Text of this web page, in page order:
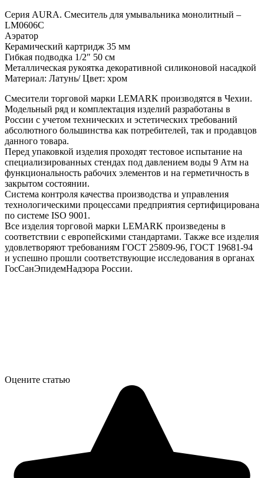
Серия AURA. Смеситель для умывальника монолитный –
LM0606C
Аэратор
Керамический картридж 35 мм
Гибкая подводка 1/2″ 50 см
Металлическая рукоятка декоративной силиконовой насадкой
Материал: Латунь/ Цвет: хром
Смесители торговой марки LEMARK производятся в Чехии.
Модельный ряд и комплектация изделий разработаны в
России с учетом технических и эстетических требований
абсолютного большинства как потребителей, так и продавцов
данного товара.
Перед упаковкой изделия проходят тестовое испытание на
специализированных стендах под давлением воды 9 Атм на
функциональность рабочих элементов и на герметичность в
закрытом состоянии.
Система контроля качества производства и управления
технологическими процессами предприятия сертифицирована
по системе ISO 9001.
Все изделия торговой марки LEMARK произведены в
соответствии с европейскими стандартами. Также все изделия
удовлетворяют требованиям ГОСТ 25809-96, ГОСТ 19681-94
и успешно прошли соответствующие исследования в органах
ГосСанЭпидемНадзора России.
Оцените статью